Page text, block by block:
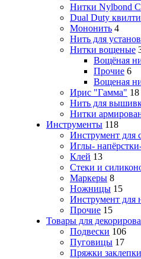
Нитки Nylbond
Dual Duty
Мононить 4
Нить для
Нитки вощеные
Вощёная
Прочие 6
Вощеная
Ирис "Гамма" 18
Нить для
Нитки
Инструменты 118
Инструмент для
Иглы-
Клей 13
Стеки и
Маркеры 8
Ножницы 15
Инструмент для
Прочие 15
Товары для
Подвески 106
Пуговицы 17
Пряжки